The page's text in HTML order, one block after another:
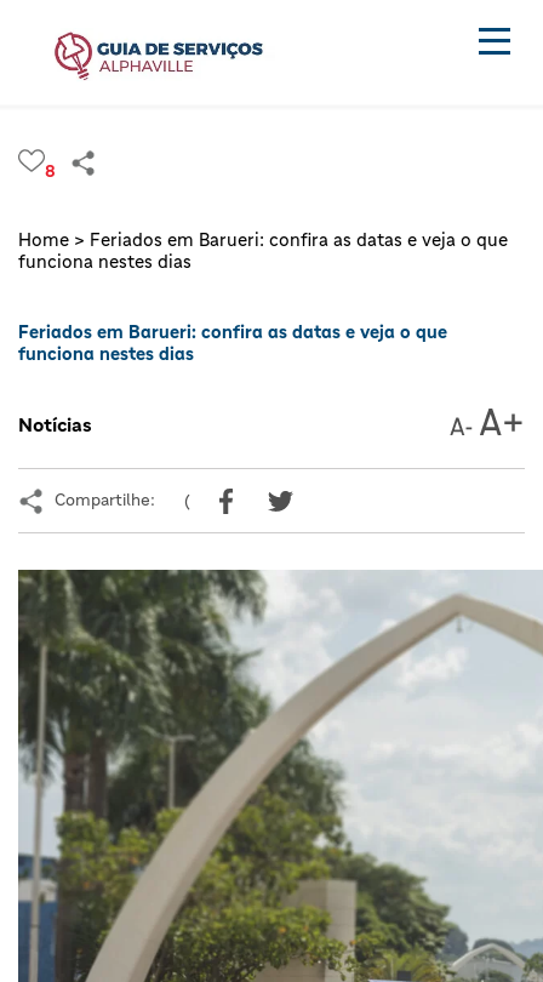
8
Home > Feriados em Barueri: confira as datas e veja o que
funciona nestes dias
Feriados em Barueri: confira as datas e veja o que
funciona nestes dias
Notícias
Compartilhe: (